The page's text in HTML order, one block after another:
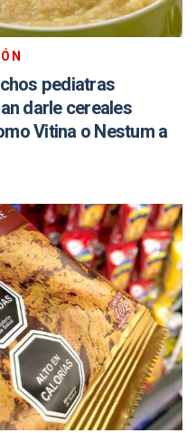
pediatras
darle cereales
Vitina o Nestum a